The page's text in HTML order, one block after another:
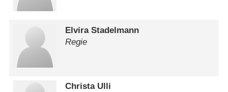
Elvira Stadelmann
Regie
Christa Ulli